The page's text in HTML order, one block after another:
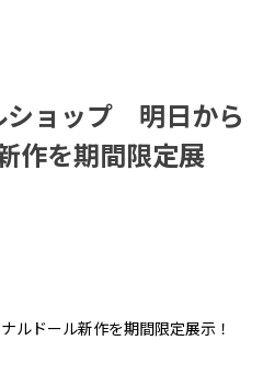
ショップ 明日から
作を期間限定展
ルドール新作を期間限定展示！